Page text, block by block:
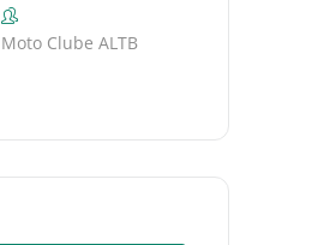
Moto Clube ALTB